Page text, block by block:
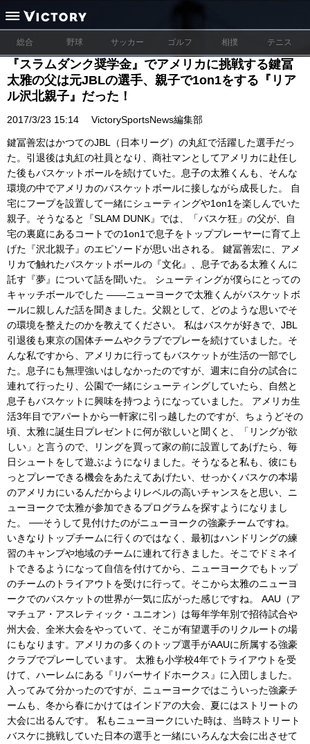
総合 野球 サッカー ゴルフ 相撲 テニス
『スラムダンク奨学金』でアメリカに挑戦する鍵冨
太雅の父は元JBLの選手、親子で1on1をする『リア
ル沢北親子』だった！
2017/3/23 15:14 VictorySportsNews編集部
鍵冨善宏はかつてのJBL（日本リーグ）の丸紅で活躍した選手だっ
た。引退後は丸紅の社員となり、商社マンとしてアメリカに赴任し
た後もバスケットボールを続けていた。息子の太雅くんも、そんな
環境の中でアメリカのバスケットボールに接しながら成長した。 自
宅にフープを設置して一緒にシューティングや1on1を楽しんでいた
親子。そうなると『SLAM DUNK』では、「バスケ狂」の父が、自
宅の裏庭にあるコートでの1on1で息子をトッププレーヤーに育て上
げた『沢北親子』のエピソードが思い出される。 鍵冨善宏に、アメ
リカで触れたバスケットボールの『文化』、息子である太雅くんに
託す『夢』について話を聞いた。 シューティングが僕らにとっての
キャッチボールでした ――ニューヨークで太雅くんがバスケットボ
ールに親しんだ話を聞きました。父親として、どのような思いでそ
の環境を整えたのかを教えてください。 私はバスケが好きで、JBL
引退後も東京の国体チームやクラブでプレーを続けていました。そ
んな私ですから、アメリカに行ってもバスケットが生活の一部でし
た。息子にも無理強いはしなかったのですが、週末に自分の試合に
連れて行ったり、公園で一緒にシューティングしていたら、自然と
息子もバスケットに興味を持つようになっていました。 アメリカ生
活3年目でアパートから一軒家に引っ越したのですが、ちょうどその
頃、太雅に誕生日プレゼントに何が欲しいと聞くと、「リングが欲
しい」と言うので、リングを買って家の前に設置してあげたら、毎
日シュートをして遊ぶようになりました。そうなると私も、彼にも
っとプレーできる機会をあたえてあげたい、せっかくバスケの本場
のアメリカにいるんだからよりレベルの高いチャンスをと思い、ニ
ューヨークで太雅が参加できるプログラムを探すようになりまし
た。 ──そうして見付けたのがニューヨークの強豪チームですね。
いきなりトップチームに行くのではなく、最初はハンドリングの練
習のキャンプや地域のチームに連れて行きました。そこでドミネイ
トできるようになって自信を付けてから、ニューヨークでもトップ
のチームのトライアウトを受けに行って。そこから太雅のニューヨ
ークでのバスケットの世界が一気に広がった感じですね。 AAU（ア
マチュア・アスレティック・ユニオン）は毎年学年別で招待試合や
州大会、全米大会をやっていて、そこが有望選手のリクルートの場
にもなります。アメリカの多くのトップ選手がAAUに所属する強豪
クラブでプレーしています。 太雅も小学校4年でトライアウトを受
けて、ハーレムにある『リバーサイドホークス』に入団しました。
入ってみて分かったのですが、ニューヨークではこういった強豪チ
ームも、冬から春にかけてはインドアの大会、夏にはストリートの
大会に出るんです。 私もニューヨークにいた時は、当時ストリート
バスケに挑戦していた日本の選手と一緒にいろんな大会に出させて